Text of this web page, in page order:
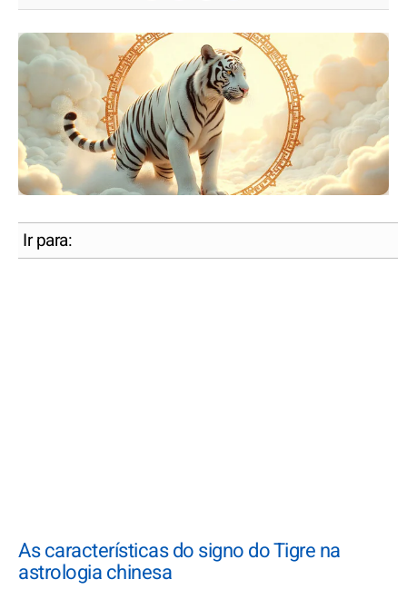
Ir para:
As características do signo do Tigre na
astrologia chinesa